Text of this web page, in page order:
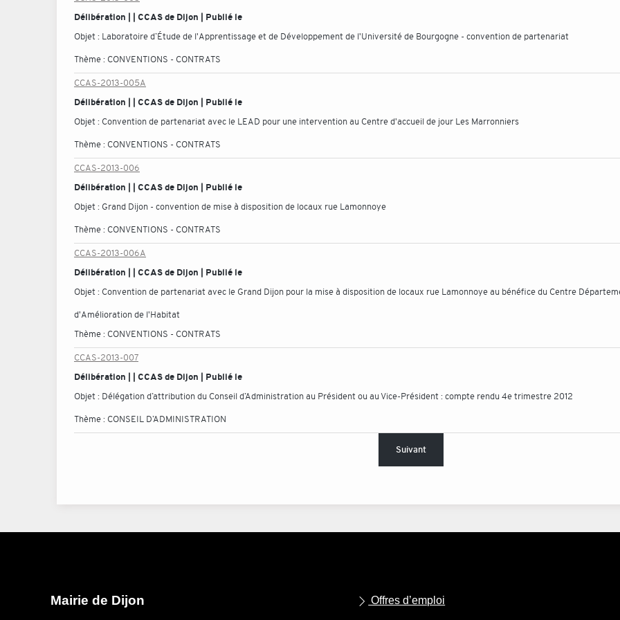
Délibération | | CCAS de Dijon | Publié le
Objet : Laboratoire d’Étude de l'Apprentissage et de Développement de l'Université de Bourgogne - convention de partenariat
Thème : CONVENTIONS - CONTRATS
CCAS-2013-005A
Délibération | | CCAS de Dijon | Publié le
Objet : Convention de partenariat avec le LEAD pour une intervention au Centre d'accueil de jour Les Marronniers
Thème : CONVENTIONS - CONTRATS
CCAS-2013-006
Délibération | | CCAS de Dijon | Publié le
Objet : Grand Dijon - convention de mise à disposition de locaux rue Lamonnoye
Thème : CONVENTIONS - CONTRATS
CCAS-2013-006A
Délibération | | CCAS de Dijon | Publié le
Objet : Convention de partenariat avec le Grand Dijon pour la mise à disposition de locaux rue Lamonnoye au bénéfice du Centre
d'Amélioration de l'Habitat
Thème : CONVENTIONS - CONTRATS
CCAS-2013-007
Délibération | | CCAS de Dijon | Publié le
Objet : Délégation d’attribution du Conseil d’Administration au Président ou au Vice-Président : compte rendu 4e trimestre 2012
Thème : CONSEIL D’ADMINISTRATION
Suivant
Mairie de Dijon Offres d’emploi